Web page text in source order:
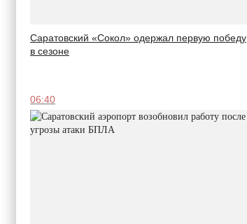
Саратовский «Сокол» одержал первую победу
в сезоне
06:40